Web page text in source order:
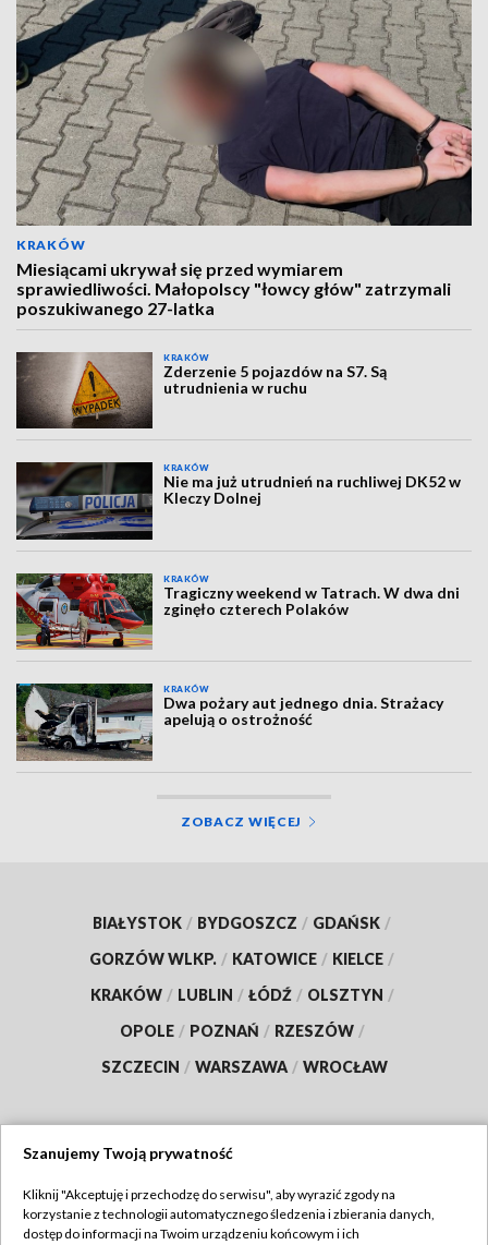
KRAKÓW
Miesiącami ukrywał się przed wymiarem
sprawiedliwości. Małopolscy "łowcy głów" zatrzymali
poszukiwanego 27-latka
KRAKÓW
Zderzenie 5 pojazdów na S7. Są
utrudnienia w ruchu
KRAKÓW
Nie ma już utrudnień na ruchliwej DK52 w
Kleczy Dolnej
KRAKÓW
Tragiczny weekend w Tatrach. W dwa dni
zginęło czterech Polaków
KRAKÓW
Dwa pożary aut jednego dnia. Strażacy
apelują o ostrożność
ZOBACZ WIĘCEJ
BIAŁYSTOK / BYDGOSZCZ / GDAŃSK /
GORZÓW WLKP. / KATOWICE / KIELCE /
KRAKÓW / LUBLIN / ŁÓDŹ / OLSZTYN /
OPOLE / POZNAŃ / RZESZÓW /
SZCZECIN / WARSZAWA / WROCŁAW
TVP
Szanujemy Twoją prywatność
Kliknij "Akceptuję i przechodzę do serwisu", aby wyrazić zgody na
korzystanie z technologii automatycznego śledzenia i zbierania danych,
dostęp do informacji na Twoim urządzeniu końcowym i ich